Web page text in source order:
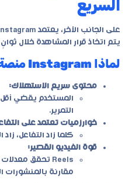
السريع
يتم اتخاذ قرار المشاهدة خلال
لماذا Instagram منصة “الجذب”؟
محتوى سريع الاستهلاك:
التمرير.
خوارزميات تعتمد على
كلما زاد التفاعل، زاد
قوة الفيديو القصير:
مقارنة بالمنشورات